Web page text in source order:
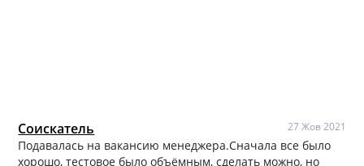
Соискатель 27 Жов 2021
Подавалась на вакансию менеджера.Сначала все было
хорошо, тестовое было объёмным, сделать можно, но